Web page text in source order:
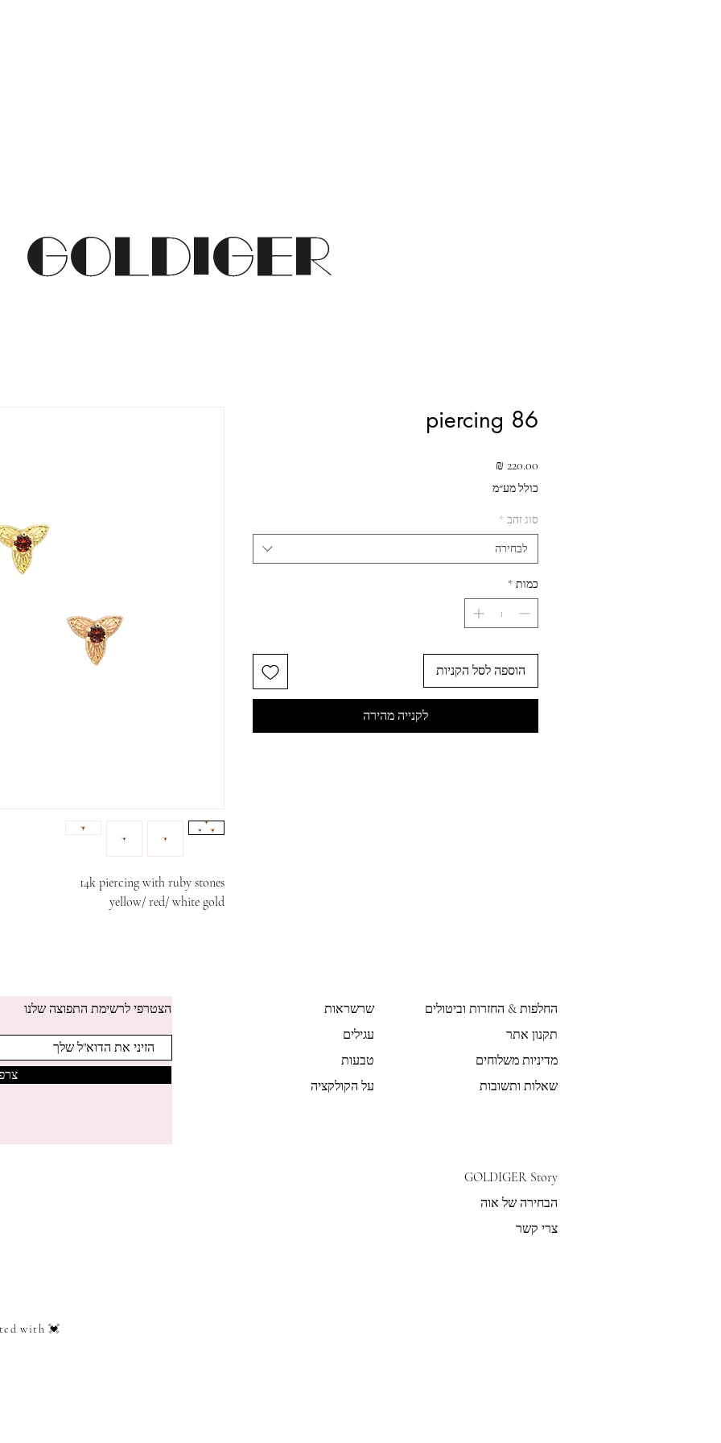
14k piercing with ruby stones
yellow/ red/ white gold
piercing 86
כולל מע״מ
סוג זהב *
לבחירה
כמות *
הוספה לסל הקניות
לקנייה מהירה
הצטרפי לרשימת התפוצה שלנו
שרשראות
עגילים
טבעות
על הקולקציה
החלפות & החזרות וביטולים
תקנון אתר
מדיניות משלוחים
שאלות ותשובות
GOLDIGER Story
הבחירה של אוה
צרי קשר
with 💓